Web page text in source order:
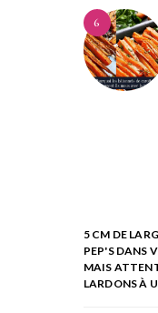
6
5 CM DE
PEP'S DANS
MAIS
LARDONS À